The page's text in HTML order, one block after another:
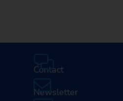
Contact
Newsletter